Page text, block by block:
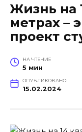
Жизнь на
метрах –
проект
НА ЧТЕНИЕ
5 мин
ОПУБЛИКОВАНО
15.02.2024